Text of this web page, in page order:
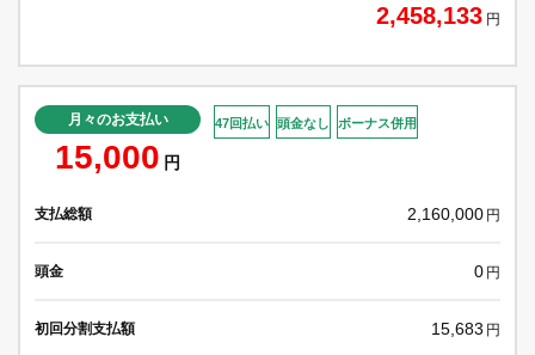
2,458,133 円
月々のお支払い
15,000 円
47回払い 頭金なし ボーナス併用
支払総額 2,160,000 円
頭金 0 円
初回分割支払額 15,683 円